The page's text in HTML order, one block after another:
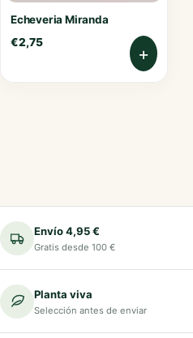
Echeveria Miranda
€2,75
+
Envío 4,95 €
Gratis desde 100 €
Planta viva
Selección antes de enviar